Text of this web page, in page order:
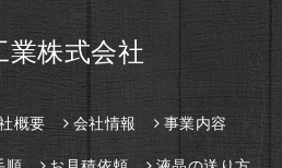
業株式会社
概要 会社情報 事業内容